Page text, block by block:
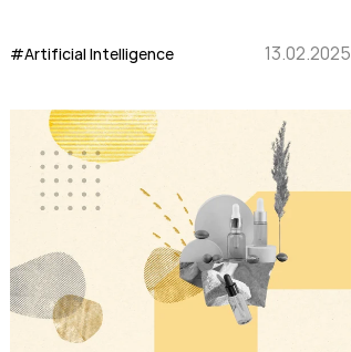
#Artificial Intelligence 13.02.2025